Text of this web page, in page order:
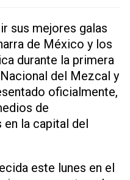
sus mejores galas
de México y los
durante la primera
del Mezcal y
oficialmente,
de
en la capital del
este lunes en el